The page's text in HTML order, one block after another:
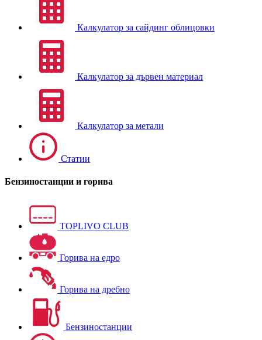
Калкулатор за сайдинг облицовки
Калкулатор за дървен материал
Калкулатор за метали
Статии
Бензиностанции и горива
TOPLIVO CLUB
Горива на едро
Горива на дребно
Бензиностанции